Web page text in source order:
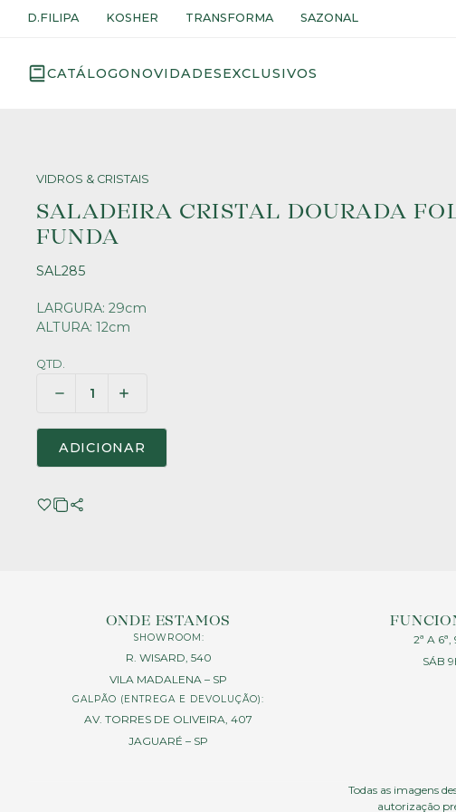
D.FILIPA KOSHER TRANSFORMA SAZONAL
CATÁLOGONOVIDADESEXCLUSIVOS
VIDROS & CRISTAIS
SALADEIRA CRISTAL DOURADA
FUNDA
SAL285
LARGURA: 29cm
ALTURA: 12cm
QTD.
ADICIONAR
ONDE ESTAMOS
SHOWROOM:
R. WISARD, 540
VILA MADALENA – SP
GALPÃO (ENTREGA E DEVOLUÇÃO):
AV. TORRES DE OLIVEIRA, 407
JAGUARÉ – SP
2ª A 6ª,
SÁB
Todas as imagens
autorização